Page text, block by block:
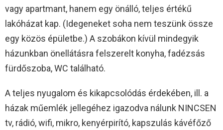
vagy apartmant, hanem egy önálló, teljes értékű
lakóházat kap. (Idegeneket soha nem teszünk össze
egy közös épületbe.) A szobákon kívül mindegyik
házunkban önellátásra felszerelt konyha, fadézsás
fürdőszoba, WC található.
A teljes nyugalom és kikapcsolódás érdekében, ill. a
házak műemlék jellegéhez igazodva nálunk NINCSEN
tv, rádió, wifi, mikro, kenyérpirító, kapszulás kávéfőző